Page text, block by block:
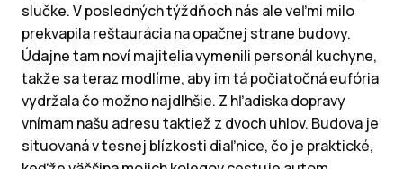
slučke. V posledných týždňoch nás ale veľmi milo
prekvapila reštaurácia na opačnej strane budovy.
Údajne tam noví majitelia vymenili personál kuchyne,
takže sa teraz modlíme, aby im tá počiatočná eufória
vydržala čo možno najdlhšie. Z hľadiska dopravy
vnímam našu adresu taktiež z dvoch uhlov. Budova je
situovaná v tesnej blízkosti diaľnice, čo je praktické,